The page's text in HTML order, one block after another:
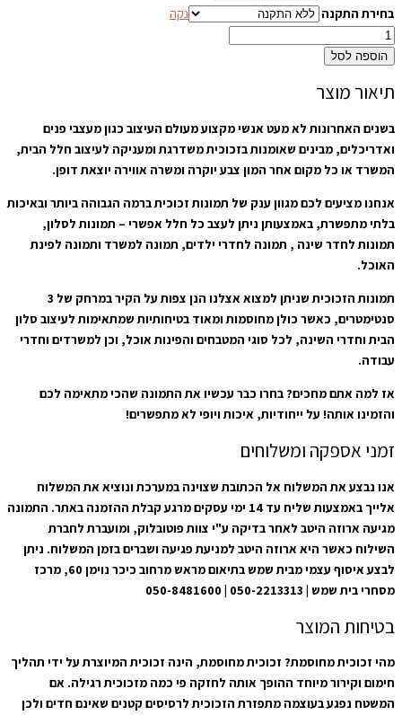
בחירת התקנה
נקה
הוספה לסל
תיאור מוצר
בשנים האחרונות לא מעט אנשי מקצוע מעולם העיצוב כגון מעצבי פנים
ואדריכלים, מבינים שאומנות בזכוכית משדרגת ומעניקה לעיצוב חלל הבית,
המשרד או כל מקום אחר המון צבע יוקרה ומשרה אווירה יוצאת דופן.
אנחנו מציעים לכם מגוון ענק של תמונות זכוכית ברמה הגבוהה ביותר ובאיכות
בלתי מתפשרת, באמצעותן ניתן לעצב כל חלל אפשרי – תמונות לסלון,
תמונות לחדר שינה , תמונה לחדרי ילדים, תמונה למשרד ותמונה לפינת
האוכל.
תמונות הזכוכית שניתן למצוא אצלנו הנן צפות על הקיר במרחק של 3
סנטימטרים, כאשר כולן מחוסמות ומאוד בטיחותיות שמתאימות לעיצוב סלון
הבית וחדרי השינה, לכל סוגי המטבחים והפינות אוכל, וכן למשרדים וחדרי
עבודה.
אז למה אתם מחכים? בחרו כבר עכשיו את התמונה שהכי מתאימה לכם
והזמינו אותה! על ייחודיות, איכות ויופי לא מתפשרים!
זמני אספקה ומשלוחים
אנו נבצע את המשלוח אל הכתובת שצוינה במערכת ונוציא את המשלוח
אלייך באמצעות שליח עד 14 ימי עסקים מרגע קבלת ההזמנה באתר. התמונה
מגיעה ארוזה היטב לאחר בדיקה ע"י צוות פוטובלוק, ומועברת לחברת
השילוח כאשר היא ארוזה היטב למניעת פגיעה ושברים בזמן המשלוח. ניתן
לבצע איסוף עצמי מבית שמש בתיאום מראש מרחוב כיכר נוימן 60, מרכז
מסחרי בית שמש | 050-2213313 | 050-8481600
בטיחות המוצר
מהי זכוכית מחוסמת? זכוכית מחוסמת, הינה זכוכית המיוצרת על ידי תהליך
חימום וקירור מיוחד ההופך אותה לחזקה פי כמה מזכוכית רגילה. אם
המשטח נפגע בעוצמה מתפזרת הזכוכית לרסיסים קטנים שאינם חדים ולכן